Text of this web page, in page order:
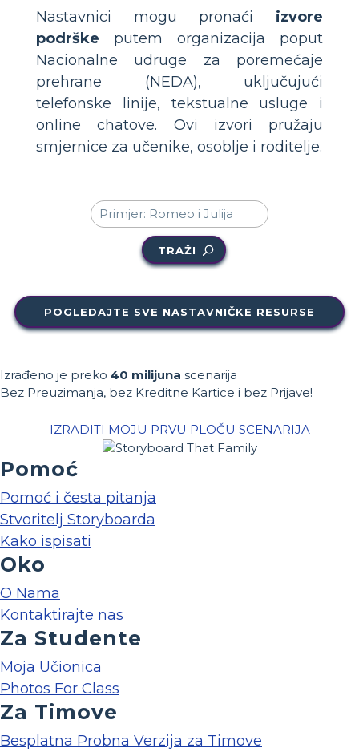
Nastavnici mogu pronaći izvore
podrške putem organizacija poput
Nacionalne udruge za poremećaje
prehrane (NEDA), uključujući
telefonske linije, tekstualne usluge i
online chatove. Ovi izvori pružaju
smjernice za učenike, osoblje i roditelje.
TRAŽI
POGLEDAJTE SVE NASTAVNIČKE RESURSE
Izrađeno je preko 40 milijuna scenarija
Bez Preuzimanja, bez Kreditne Kartice i bez Prijave!
IZRADITI MOJU PRVU PLOČU SCENARIJA
Pomoć
Pomoć i česta pitanja
Stvoritelj Storyboarda
Kako ispisati
Oko
O Nama
Kontaktirajte nas
Za Studente
Moja Učionica
Photos For Class
Za Timove
Besplatna Probna Verzija za Timove